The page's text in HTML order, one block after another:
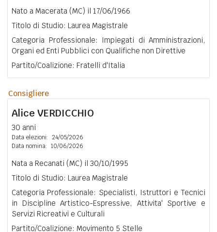
Nato a Macerata (MC) il 17/06/1966
Titolo di Studio: Laurea Magistrale
Categoria Professionale: Impiegati di Amministrazioni,
Organi ed Enti Pubblici con Qualifiche non Direttive
Partito/Coalizione: Fratelli d'Italia
Consigliere
Alice VERDICCHIO
30 anni
Data elezioni: 24/05/2026
Data nomina: 10/06/2026
Nata a Recanati (MC) il 30/10/1995
Titolo di Studio: Laurea Magistrale
Categoria Professionale: Specialisti, Istruttori e Tecnici
in Discipline Artistico-Espressive, Attivita' Sportive e
Servizi Ricreativi e Culturali
Partito/Coalizione: Movimento 5 Stelle